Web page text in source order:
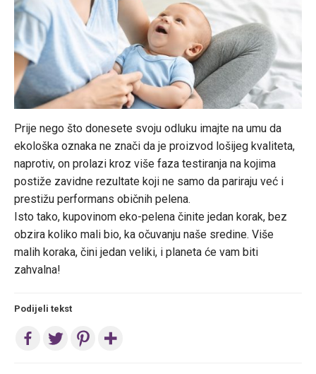
Prije nego što donesete svoju odluku imajte na umu da
ekološka oznaka ne znači da je proizvod lošijeg kvaliteta,
naprotiv, on prolazi kroz više faza testiranja na kojima
postiže zavidne rezultate koji ne samo da pariraju već i
prestižu performans običnih pelena.
Isto tako, kupovinom eko-pelena činite jedan korak, bez
obzira koliko mali bio, ka očuvanju naše sredine. Više
malih koraka, čini jedan veliki, i planeta će vam biti
zahvalna!
Podijeli tekst